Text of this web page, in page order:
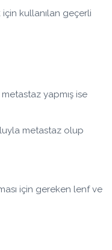
kullanılan geçerli
yapmış ise
metastaz olup
için gereken lenf ve